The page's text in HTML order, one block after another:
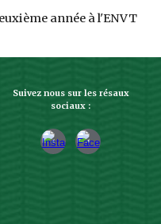
année à l'ENVT
Suivez nous sur les résaux
sociaux :